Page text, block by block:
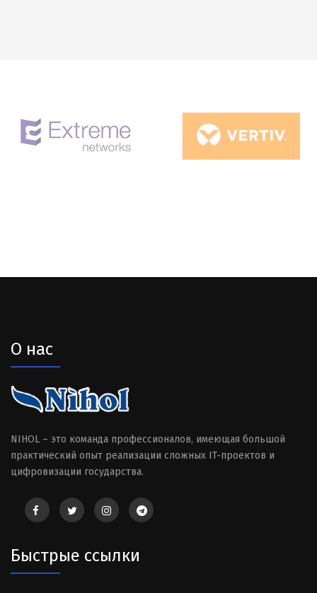
О нас
NIHOL – это команда профессионалов, имеющая большой
практический опыт реализации сложных IT-проектов и
цифровизации государства.
Быстрые ссылки